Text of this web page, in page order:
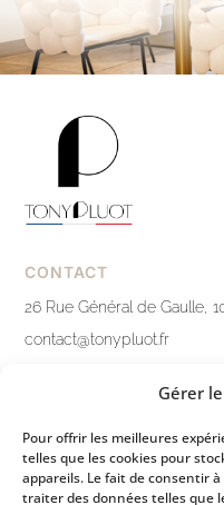
Gérer
Pour offrir les meilleures
telles que les cookies pour
appareils. Le fait de consentir
traiter des données telles que
CONTACT
26 Rue Général de Gaulle,
contact@tonypluot.fr
LIENS PRATIQUES